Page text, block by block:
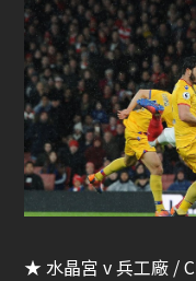
★ 水晶宮 v 兵工廠 /